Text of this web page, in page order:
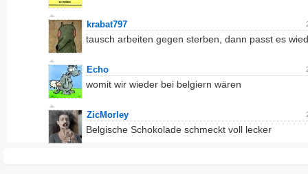
krabat797
tausch arbeiten gegen sterben, dann passt es
Echo
womit wir wieder bei belgiern wären
ZicMorley
Belgische Schokolade schmeckt voll lecker